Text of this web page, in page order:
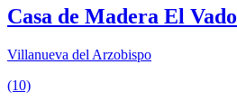
Casa de Madera El Vado
Villanueva del Arzobispo
(10)